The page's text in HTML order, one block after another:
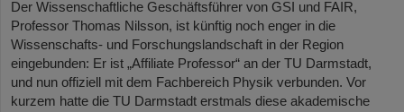
Der Wissenschaftliche Geschäftsführer von GSI und FAIR,
Professor Thomas Nilsson, ist künftig noch enger in die
Wissenschafts- und Forschungslandschaft in der Region
eingebunden: Er ist „Affiliate Professor“ an der TU Darmstadt,
und nun offiziell mit dem Fachbereich Physik verbunden. Vor
kurzem hatte die TU Darmstadt erstmals diese akademische